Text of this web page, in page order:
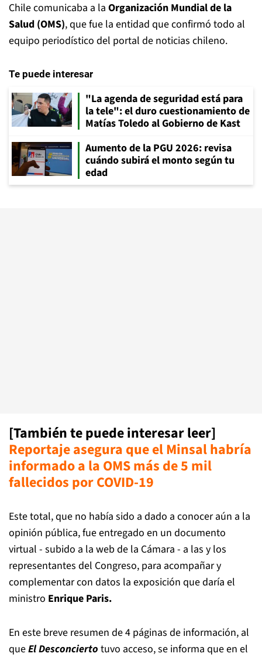
Chile comunicaba a la Organización Mundial de la
Salud (OMS), que fue la entidad que confirmó todo al
equipo periodístico del portal de noticias chileno.
Te puede interesar
"La agenda de seguridad está para
la tele": el duro cuestionamiento de
Matías Toledo al Gobierno de Kast
Aumento de la PGU 2026: revisa
cuándo subirá el monto según tu
edad
[También te puede interesar leer]
Reportaje asegura que el Minsal habría
informado a la OMS más de 5 mil
fallecidos por COVID-19
Este total, que no había sido a dado a conocer aún a la
opinión pública, fue entregado en un documento
virtual - subido a la web de la Cámara - a las y los
representantes del Congreso, para acompañar y
complementar con datos la exposición que daría el
ministro Enrique Paris.
En este breve resumen de 4 páginas de información, al
queEl Desconcierto tuvo acceso, se informa que en el